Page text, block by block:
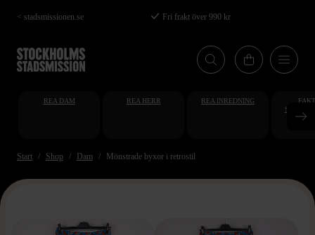
Hoppa
till
huvudinnehåll
< stadsmissionen.se Fri frakt över 990 kr
REA DAM REA HERR REA INREDNING
Start Shop Dam Mönstrade byxor i retrostil